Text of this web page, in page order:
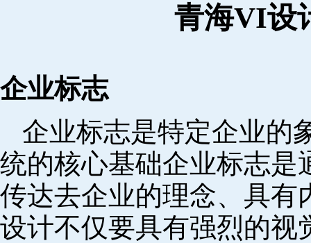
青海VI设
企业标志
企业标志是特定企业的
统的核心基础企业标志是
传达去企业的理念、具有
设计不仅要具有强烈的视